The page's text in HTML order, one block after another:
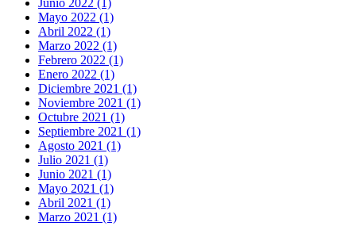
Mayo 2022 (1)
Abril 2022 (1)
Marzo 2022 (1)
Febrero 2022 (1)
Enero 2022 (1)
Diciembre 2021 (1)
Noviembre 2021 (1)
Octubre 2021 (1)
Septiembre 2021 (1)
Agosto 2021 (1)
Julio 2021 (1)
Junio 2021 (1)
Mayo 2021 (1)
Abril 2021 (1)
Marzo 2021 (1)